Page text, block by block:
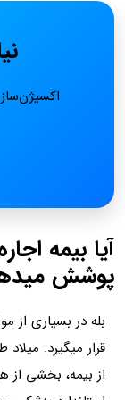
آیا بیمه
پوشش
بله در بسیاری از
قرار میگیرد.
از بیمه، بخشی از